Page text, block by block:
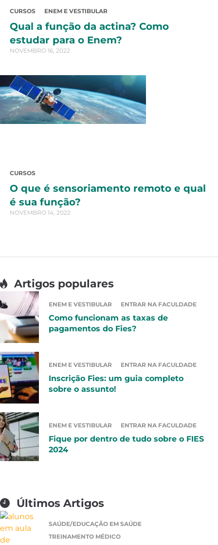
CURSOS ENEM E VESTIBULAR
Qual a função da actina? Como
estudar para o Enem?
NOVEMBRO 16, 2022
CURSOS
O que é sensoriamento remoto e qual
é sua função?
NOVEMBRO 14, 2022
Artigos populares
ENEM E VESTIBULAR ENTRAR NA FACULDADE
Como funcionam as taxas de
pagamentos do Fies?
ENEM E VESTIBULAR ENTRAR NA FACULDADE
Inscrição Fies: um guia completo
sobre o assunto!
ENEM E VESTIBULAR ENTRAR NA FACULDADE
Fique por dentro de tudo sobre o FIES
2024
Últimos Artigos
SAÚDE/EDUCAÇÃO EM SAÚDE
TREINAMENTO MÉDICO